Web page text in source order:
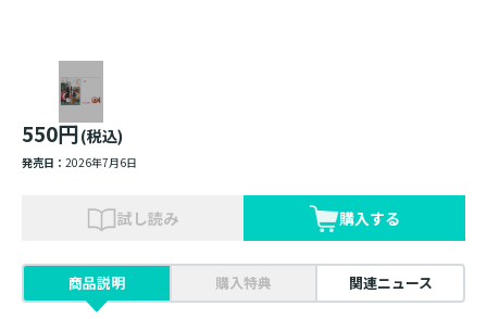
550円(税込)
発売日： 2026年7月6日
試し読み 購入する
商品説明 購入特典 関連ニュース